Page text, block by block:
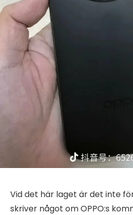
Vid det här laget är det inte
skriver något om OPPO:s